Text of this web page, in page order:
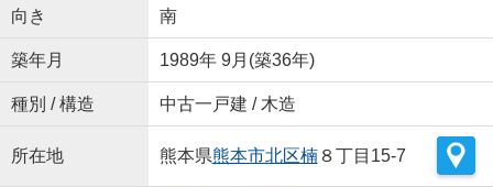
向き 南
築年月 1989年 9月(築36年)
種別 / 構造 中古一戸建 / 木造
所在地 熊本県熊本市北区楠８丁目15-7